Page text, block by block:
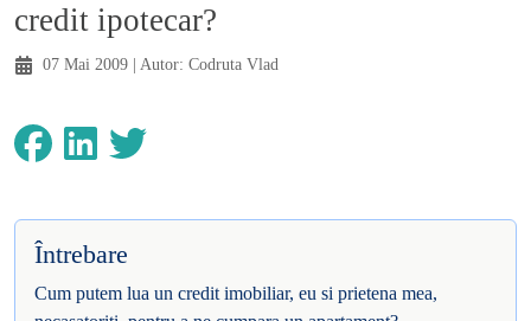
credit ipotecar?
07 Mai 2009 | Autor: Codruta Vlad
Întrebare
Cum putem lua un credit imobiliar, eu si prietena mea,